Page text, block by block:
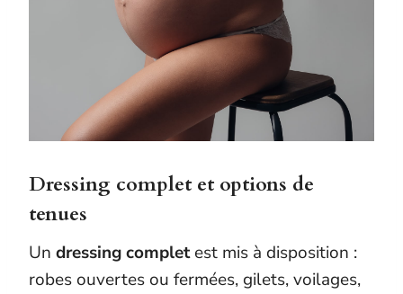
Dressing complet et options de
tenues
Un dressing completest mis à disposition :
robes ouvertes ou fermées, gilets, voilages,